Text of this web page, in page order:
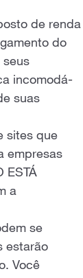
de renda
do
seus
incomodá-
suas
sites que
empresas
ESTÁ
a
se
estarão
Você